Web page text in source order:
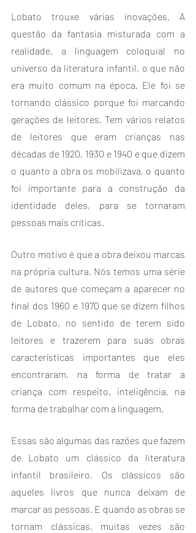
Lobato trouxe várias inovações. A
questão da fantasia misturada com a
realidade, a linguagem coloquial no
universo da literatura infantil, o que não
era muito comum na época. Ele foi se
tornando clássico porque foi marcando
gerações de leitores. Tem vários relatos
de leitores que eram crianças nas
décadas de 1920, 1930 e 1940 e que dizem
o quanto a obra os mobilizava, o quanto
foi importante para a construção da
identidade deles, para se tornaram
pessoas mais críticas.
Outro motivo é que a obra deixou marcas
na própria cultura. Nós temos uma série
de autores que começam a aparecer no
final dos 1960 e 1970 que se dizem filhos
de Lobato, no sentido de terem sido
leitores e trazerem para suas obras
características importantes que eles
encontraram, na forma de tratar a
criança com respeito, inteligência, na
forma de trabalhar com a linguagem.
Essas são algumas das razões que fazem
de Lobato um clássico da literatura
infantil brasileiro. Os clássicos são
aqueles livros que nunca deixam de
marcar as pessoas. E quando as obras se
tornam clássicas, muitas vezes são